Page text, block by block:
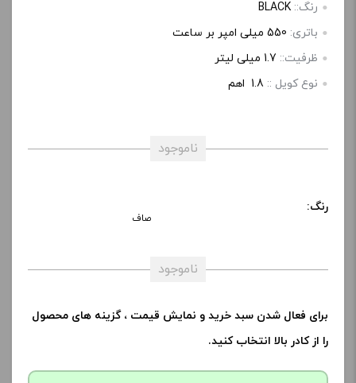
رنگ:: BLACK
باتری: 550 میلی امپر بر ساعت
ظرفیت:: 1.7 میلی لیتر
نوع کویل :: 1.8 اهم
ناموجود
رنگ:
صاف
ناموجود
برای فعال شدن سبد خرید و نمایش قیمت ، گزینه های محصول
را از کادر بالا انتخاب کنید.